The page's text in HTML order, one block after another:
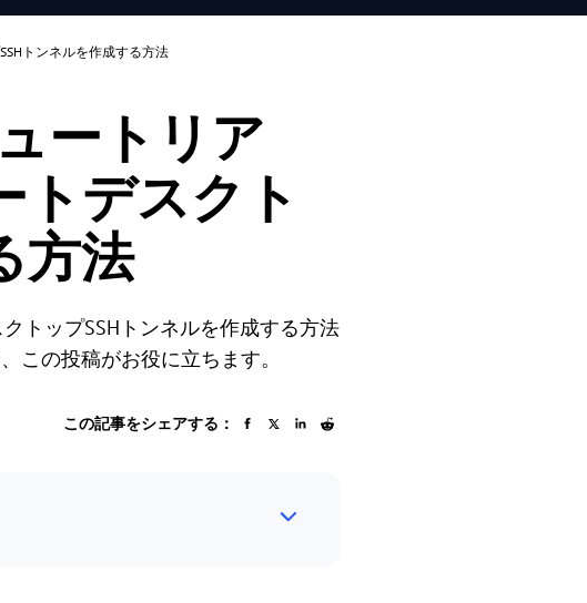
て管理
を効率化
トンネルを作成する方法
ートリア
トデスクト
方法
トップSSHトンネルを作成する方法
この投稿がお役に立ちます。
この記事をシェアする：